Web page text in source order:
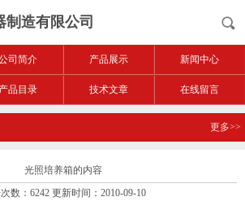
制造有限公司
司简介 产品展示 新闻中心
产品目录 技术文章 在线留言
更多>>
光照培养箱的内容
数：6242 更新时间：2010-09-10